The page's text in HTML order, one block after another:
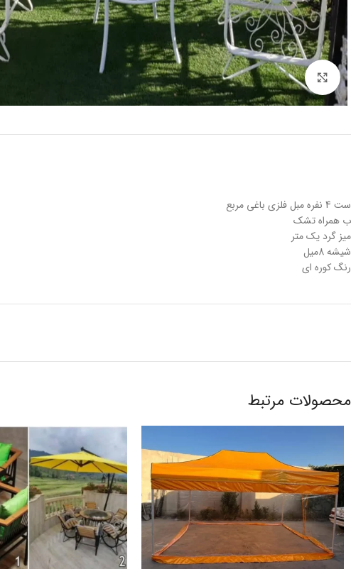
برای بزرگنمایی کلیک کنید
ست 4 نفره مبل فلزی باغی مربع
ب همراه تشک
میز گرد یک متر
شیشه 8میل
رنگ کوره ای
محصولات مرتبط